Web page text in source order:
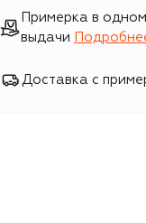
Примерка в
выдачи
Доставка с